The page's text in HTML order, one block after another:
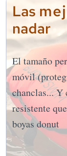
Las
nadar
El tamaño
móvil
chanclas... Y
resistente
boyas donut